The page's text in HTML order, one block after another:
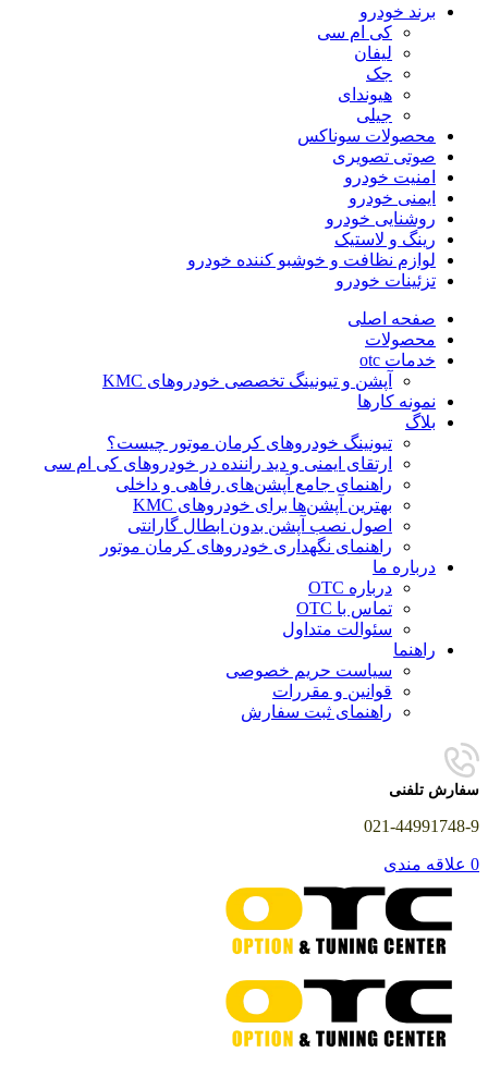
برند خودرو
کی ام سی
لیفان
جک
هیوندای
جیلی
محصولات سوناکس
صوتی تصویری
امنیت خودرو
ایمنی خودرو
روشنایی خودرو
رینگ و لاستیک
لوازم نظافت و خوشبو کننده خودرو
تزئینات خودرو
صفحه اصلی
محصولات
خدمات otc
آپشن و تیونینگ تخصصی خودروهای KMC
نمونه کارها
بلاگ
تیونینگ خودروهای کرمان موتور چیست؟
ارتقای ایمنی و دید راننده در خودروهای کی ام سی
راهنمای جامع آپشن‌های رفاهی و داخلی
بهترین آپشن‌ها برای خودروهای KMC
اصول نصب آپشن بدون ابطال گارانتی
راهنمای نگهداری خودروهای کرمان موتور
درباره ما
درباره OTC
تماس با OTC
سئوالت متداول
راهنما
سیاست حریم خصوصی
قوانین و مقررات
راهنمای ثبت سفارش
سفارش تلفنی
021-44991748-9
0 علاقه مندی